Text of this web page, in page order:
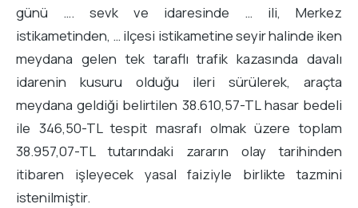
günü …. sevk ve idaresinde … ili, Merkez
istikametinden, … ilçesi istikametine seyir halinde iken
meydana gelen tek taraflı trafik kazasında davalı
idarenin kusuru olduğu ileri sürülerek, araçta
meydana geldiği belirtilen 38.610,57-TL hasar bedeli
ile 346,50-TL tespit masrafı olmak üzere toplam
38.957,07-TL tutarındaki zararın olay tarihinden
itibaren işleyecek yasal faiziyle birlikte tazmini
istenilmiştir.